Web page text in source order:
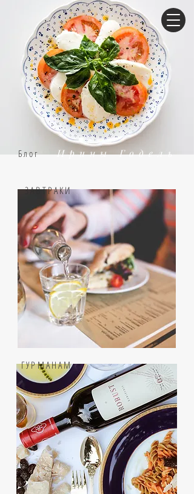
ВСЕ
есть
как
Блог Ирины Годель
ЗАВТРАКИ
ГУРМАНАМ